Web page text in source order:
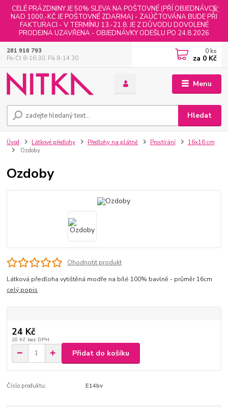
CELÉ PRÁZDNINY JE 50% SLEVA NA POŠTOVNÉ (PŘÍ OBJEDNÁVCE
NAD 1000,-KČ JE POŠTOVNÉ ZDARMA) - ZAÚČTOVÁNA BUDE PŘI
FAKTURACI - V TERMÍNU 13.-21.8. JE Z DŮVODU DOVOLENÉ
PRODEJNA UZAVŘENA - OBJEDNÁVKY ODEŠLU PO 24.8.2026
Menu
Hledat
281 916 793
Po-Čt 8-16:30, Pá 8-14:30
0 ks
za 0 Kč
Úvod Látkové předlohy Předlohy na plátně Prostírání
16x16 cm
Ozdoby
Ozdoby
Ohodnotit produkt
Látková předloha vytištěná modře na bílé 100% bavlně - průměr 16cm
celý popis
24 Kč
20 Kč bez DPH
Přidat do košíku
Číslo produktu: E14bv